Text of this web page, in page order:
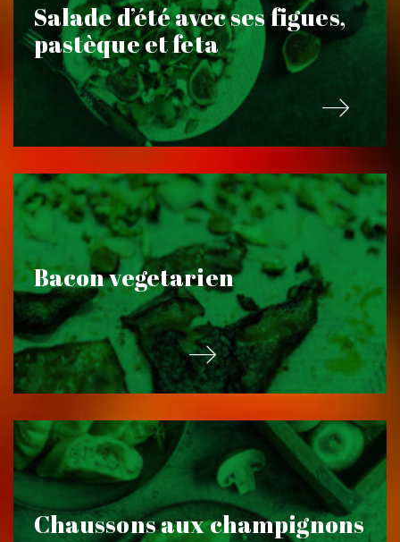
Salade d’été avec ses figues,
pastèque et feta
Bacon vegetarien
Chaussons aux champignons